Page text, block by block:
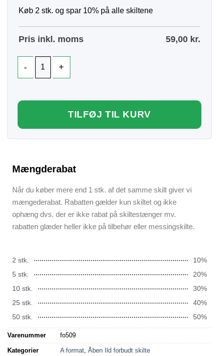
Køb 2 stk. og spar 10% på alle skiltene
Pris inkl. moms 59,00 kr.
TILFØJ TIL KURV
Mængderabat
Når du køber mere end 1 stk. af det samme skilt giver vi
mængederabat. Rabatten gælder kun skiltet og ikke
ophæng dvs. der er ikke rabat på skiltestænger mv.
rabatten glæder heller ikke på tilbehør eller messingskilte.
2 stk.
10%
5 stk.
20%
10 stk.
30%
25 stk.
40%
50 stk.
50%
Varenummer fo509
Kategorier A format Åben Ild forbudt skilte